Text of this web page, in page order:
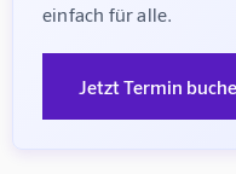
einfach für alle.
Jetzt Termin